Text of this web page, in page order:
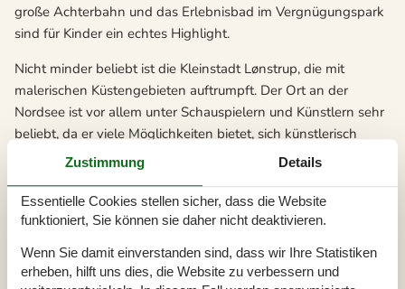
große Achterbahn und das Erlebnisbad im Vergnügungspark
sind für Kinder ein echtes Highlight.
Nicht minder beliebt ist die Kleinstadt Lønstrup, die mit
malerischen Küstengebieten auftrumpft. Der Ort an der
Nordsee ist vor allem unter Schauspielern und Künstlern sehr
beliebt, da er viele Möglichkeiten bietet, sich künstlerisch
auszuleben. Das künstlerische Ambiente wird hier vor allem
hervorgehoben. Der Ort der Kunst bietet mit seiner
Umgebung und den elf reizvollen Stränden der nahe
Urlaubserlebnisse, die mit einem Aufenthalt in unserem
Ferienhaus an der Jammerbucht einen Urlaub der Superlative
Zustimmung Details
Essentielle Cookies stellen sicher, dass die Website
funktioniert, Sie können sie daher nicht deaktivieren.
Wenn Sie damit einverstanden sind, dass wir Ihre Statistiken
erheben, hilft uns dies, die Website zu verbessern und